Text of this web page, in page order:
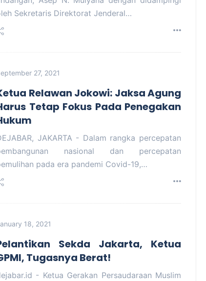
Sekretaris Direktorat Jenderal…
27, 2021
Relawan Jokowi: Jaksa Agung
Tetap Fokus Pada Penegakan
JAKARTA - Dalam rangka percepatan
nasional dan percepatan
pada era pandemi Covid-19,…
18, 2021
Sekda Jakarta, Ketua
Tugasnya Berat!
- Ketua Gerakan Persaudaraan Muslim